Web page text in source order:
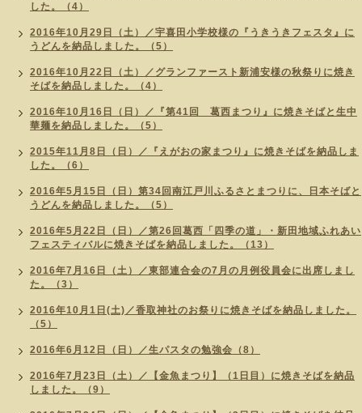
した。（4）
2016年10月29日（土）／宇喜田小学校様の『うきうきフェスタ』に
うどんを納品しました。（5）
2016年10月22日（土）／グランファースト新浦安様の秋祭りに焼き
そばを納品しました。（4）
2016年10月16日（日）／『第41回 葛西まつり』に焼きそばと生中
華麺を納品しました。（5）
2015年11月8日（日）／『えがおの家まつり』に焼きそばを納品しま
した。（6）
2016年5月15日（日）第34回南江戸川ふるさとまつりに、日本そばと
うどんを納品しました。（5）
2016年5月22日（日）／第26回葛西「四季の道」・新田地域ふれあい
フェスティバルに焼きそばを納品しました。（13）
2016年7月16日（土）／東部連合会の7月の月例役員会に出席しまし
た。（3）
2016年10月1日(土)／香取神社のお祭りに焼きそばを納品しました。
（5）
2016年6月12日（日）／生パスタの勉強会（8）
2016年7月23日（土）／【金魚まつり】（1日目）に焼きそばを納品
しました。（9）